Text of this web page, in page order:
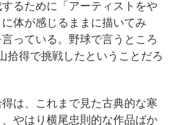
るために「アーティストをや
体が感じるままに描いてみ
っている。野球で言うところ
拾得で挑戦したということだろ
は、これまで見た古典的な寒
やはり横尾忠則的な作品ばか